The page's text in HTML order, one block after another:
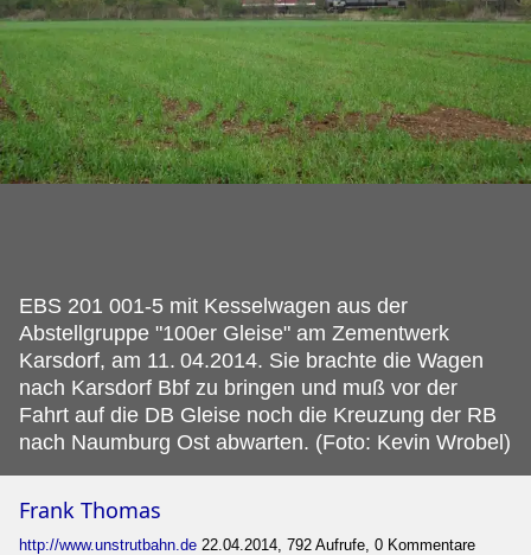
EBS 201 001-5 mit Kesselwagen aus der
Abstellgruppe "100er Gleise" am Zementwerk
Karsdorf, am 11. 04.2014. Sie brachte die Wagen
nach Karsdorf Bbf zu bringen und muß vor der
Fahrt auf die DB Gleise noch die Kreuzung der RB
nach Naumburg Ost abwarten. (Foto: Kevin Wrobel)
Frank Thomas
http://www.unstrutbahn.de 22.04.2014, 792 Aufrufe, 0 Kommentare